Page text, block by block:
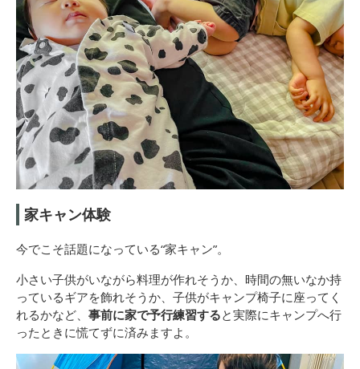
家キャン体験
今でこそ話題になっている“家キャン”。
小さい子供がいながら料理が作れそうか、時間の無いなか持
っているギアを飾れそうか、子供がキャンプ椅子に座ってく
れるかなど、 事前に家で予行練習すると実際にキャンプへ行
ったときに慌てずに済みますよ。